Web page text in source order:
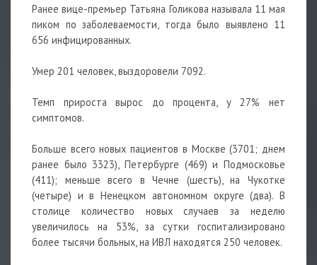
Ранее вице-премьер Татьяна Голикова называла 11 мая
пиком по заболеваемости, тогда было выявлено 11
656 инфицированных.
Умер 201 человек, выздоровели 7092.
Темп прироста вырос до процента, у 27% нет
симптомов.
Больше всего новых пациентов в Москве (3701; днем
ранее было 3323), Петербурге (469) и Подмосковье
(411); меньше всего в Чечне (шесть), на Чукотке
(четыре) и в Ненецком автономном округе (два). В
столице количество новых случаев за неделю
увеличилось на 53%, за сутки госпитализировано
более тысячи больных, на ИВЛ находятся 250 человек.